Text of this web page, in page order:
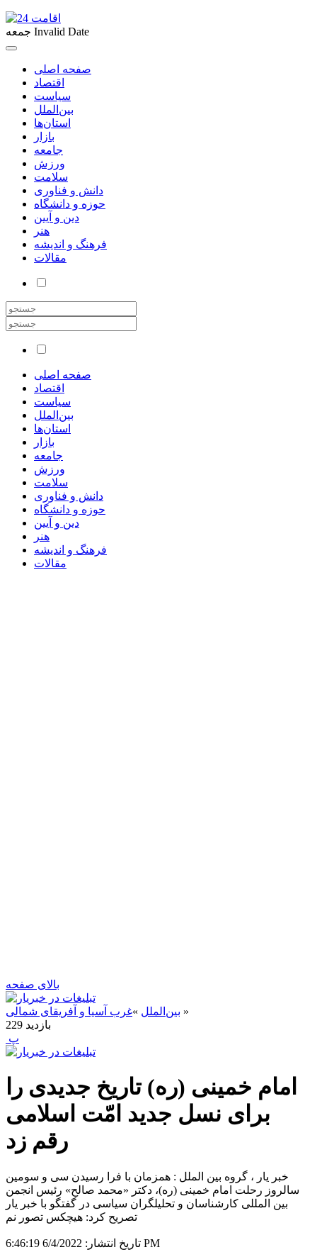
جمعه Invalid Date
صفحه اصلی
اقتصاد
سیاست
بین‌الملل
استان‌ها
بازار
جامعه
ورزش
سلامت
دانش و فناوری
حوزه و دانشگاه
دین و آیین
هنر
فرهنگ و اندیشه
مقالات
صفحه اصلی
اقتصاد
سیاست
بین‌الملل
استان‌ها
بازار
جامعه
ورزش
سلامت
دانش و فناوری
حوزه و دانشگاه
دین و آیین
هنر
فرهنگ و اندیشه
مقالات
بالای صفحه
بین‌الملل »غرب آسیا و آفریقای شمالی
»
229 بازدید
‍ پ
امام خمینی (ره) تاریخ جدیدی را
برای نسل جدید امّت اسلامی
رقم زد
خبر یار ، گروه بین الملل : همزمان با فرا رسیدن سی و سومین
سالروز رحلت امام خمینی (ره)، دکتر «محمد صالح» رئیس انجمن
بین المللی کارشناسان و تحلیلگران سیاسی در گفتگو با خبر یار
تصریح کرد: هیچکس تصور نم
تاریخ انتشار: 6/4/2022 6:46:19 PM